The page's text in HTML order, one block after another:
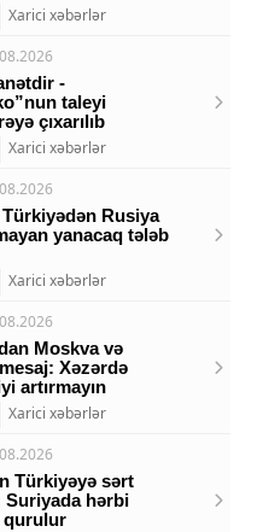
Xarici xəbərlər
-
taleyi
çıxarılıb
Xarici xəbərlər
Rusiya
yanacaq tələb
Xarici xəbərlər
Moskva və
Xəzərdə
artırmayın
Xarici xəbərlər
Türkiyəyə sərt
Suriyada hərbi
qurulur